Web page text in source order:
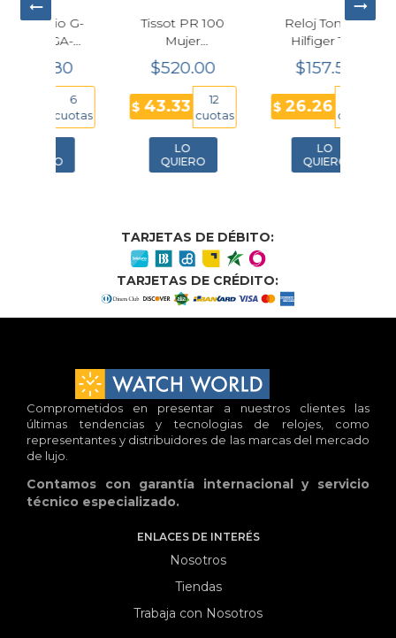
G-
Tissot PR 100
T150.210.33.021.00
Dorado 34 mm
$520.00
$ 43.33
12
cuotas
Reloj Tommy
Hilfiger TH-
Hombre Azul
42mm
Multifunción
$157.55
$ 26.26
6
cuotas
TARJETAS DE DÉBITO:
TARJETAS DE CRÉDITO:
Comprometidos en presentar a nuestros clientes las
últimas tendencias y tecnologias de relojes, como
representantes y distribuidores de las marcas del mercado
de lujo.
Contamos con garantía internacional y servicio
técnico especializado.
ENLACES DE INTERÉS
Nosotros
Tiendas
Trabaja con Nosotros